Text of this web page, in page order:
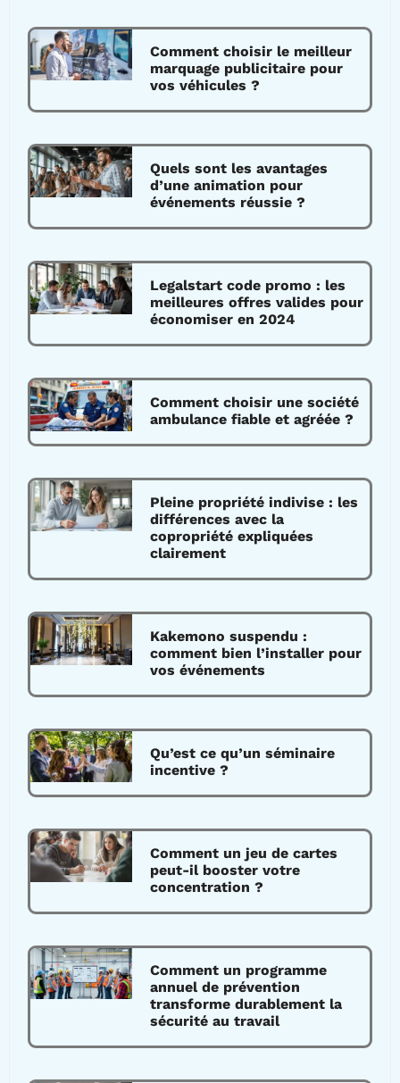
Comment choisir le meilleur
marquage publicitaire pour
vos véhicules ?
Quels sont les avantages
d’une animation pour
événements réussie ?
Legalstart code promo : les
meilleures offres valides pour
économiser en 2024
Comment choisir une société
ambulance fiable et agréée ?
Pleine propriété indivise : les
différences avec la
copropriété expliquées
clairement
Kakemono suspendu :
comment bien l’installer pour
vos événements
Qu’est ce qu’un séminaire
incentive ?
Comment un jeu de cartes
peut-il booster votre
concentration ?
Comment un programme
annuel de prévention
transforme durablement la
sécurité au travail